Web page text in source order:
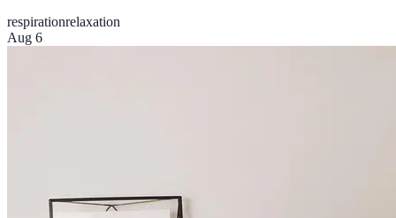
respirationrelaxation
Aug 6